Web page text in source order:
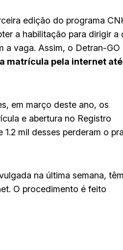
edição do programa
a habilitação para dirigir a
a vaga. Assim, o Detran-GO
matrícula pela internet
em março deste ano, os
e abertura no Registro
mil desses perderam o
na última semana,
O procedimento é feito